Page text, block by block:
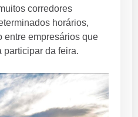
corredores
horários,
entre empresários que
participar da feira.